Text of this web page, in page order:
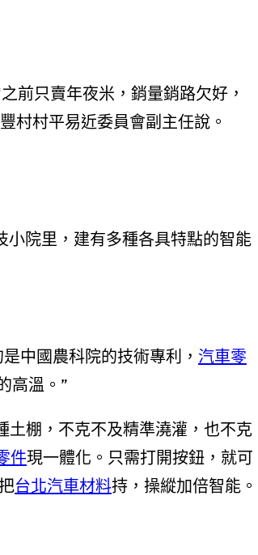
前只賣年夜米，銷量銷路欠好，
村村平易近委員會副主任說。
小院里，建有多種各具特點的智能
中國農科院的技術專利， 汽車零
高溫。”
土棚，不克不及精準澆灌，也不克
件現一體化。只需打開按鈕，就可
台北汽車材料持，操縱加倍智能。